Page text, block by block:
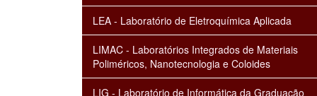
LEA - Laboratório de Eletroquímica Aplicada
LIMAC - Laboratórios Integrados de Materiais
Poliméricos, Nanotecnologia e Coloides
LIG - Laboratório de Informática da Graduação